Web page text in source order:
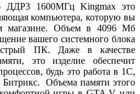
ДДР3 1600МГц Kingmax это
компьютера, которую вы
магазине. Объем в 4096 Мб
вашего системного блока
ПК. Даже в качестве
это изделие обеспечит
будь это работа в 1С,
Объема памяти этого